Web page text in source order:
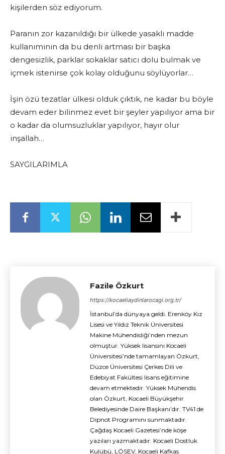
kişilerden söz ediyorum.
Paranın zor kazanıldığı bir ülkede yasaklı madde
kullanımının da bu denli artması bir başka
dengesizlik, parklar sokaklar satıcı dolu bulmak ve
içmek istenirse çok kolay olduğunu söylüyorlar…
İşin özü tezatlar ülkesi olduk çıktık, ne kadar bu böyle
devam eder bilinmez evet bir şeyler yapılıyor ama bir
o kadar da olumsuzluklar yapılıyor, hayır olur
inşallah…
SAYGILARIMLA
Fazile Özkurt
https://kocaeliaydinlarocagi.org.tr/
İstanbul’da dünyaya geldi. Erenköy Kız
Lisesi ve Yıldız Teknik Üniversitesi
Makine Mühendisliği’nden mezun
olmuştur. Yüksek lisansını Kocaeli
Üniversitesi’nde tamamlayan Özkurt,
Düzce Üniversitesi Çerkes Dili ve
Edebiyat Fakültesi lisans eğitimine
devam etmektedir. Yüksek Mühendis
olan Özkurt, Kocaeli Büyükşehir
Belediyesinde Daire Başkanı’dır. TV41 de
Dipnot Programını sunmaktadır.
Çağdaş Kocaeli Gazetesi’nde köşe
yazıları yazmaktadır. Kocaeli Dostluk
Kulübü, LÖSEV, Kocaeli Kafkas